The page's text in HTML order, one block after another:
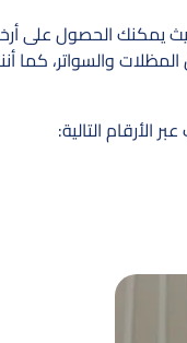
يمكنك الحصول على
والسواتر، كما
الأرقام التالية: